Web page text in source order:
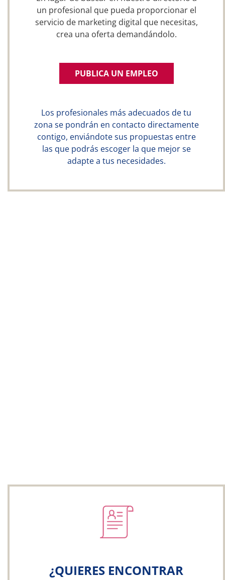
un profesional que pueda proporcionar el
servicio de marketing digital que necesitas,
crea una oferta demandándolo.
PUBLICA UN EMPLEO
Los profesionales más adecuados de tu
zona se pondrán en contacto directamente
contigo, enviándote sus propuestas entre
las que podrás escoger la que mejor se
adapte a tus necesidades.
¿QUIERES ENCONTRAR